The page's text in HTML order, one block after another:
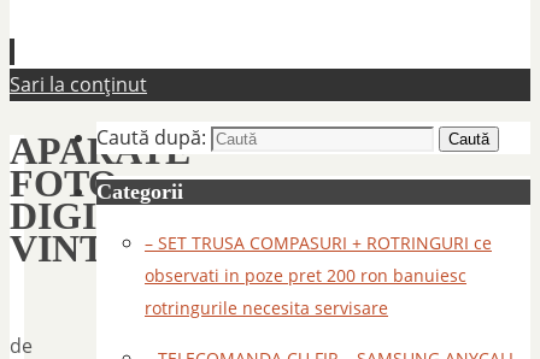
Sari la conținut
APARATE
FOTO
DIGITALE
VINTAGE
de
Caută după: Caută
Categorii
– SET TRUSA COMPASURI + ROTRINGURI ce
observati in poze pret 200 ron banuiesc
rotringurile necesita servisare